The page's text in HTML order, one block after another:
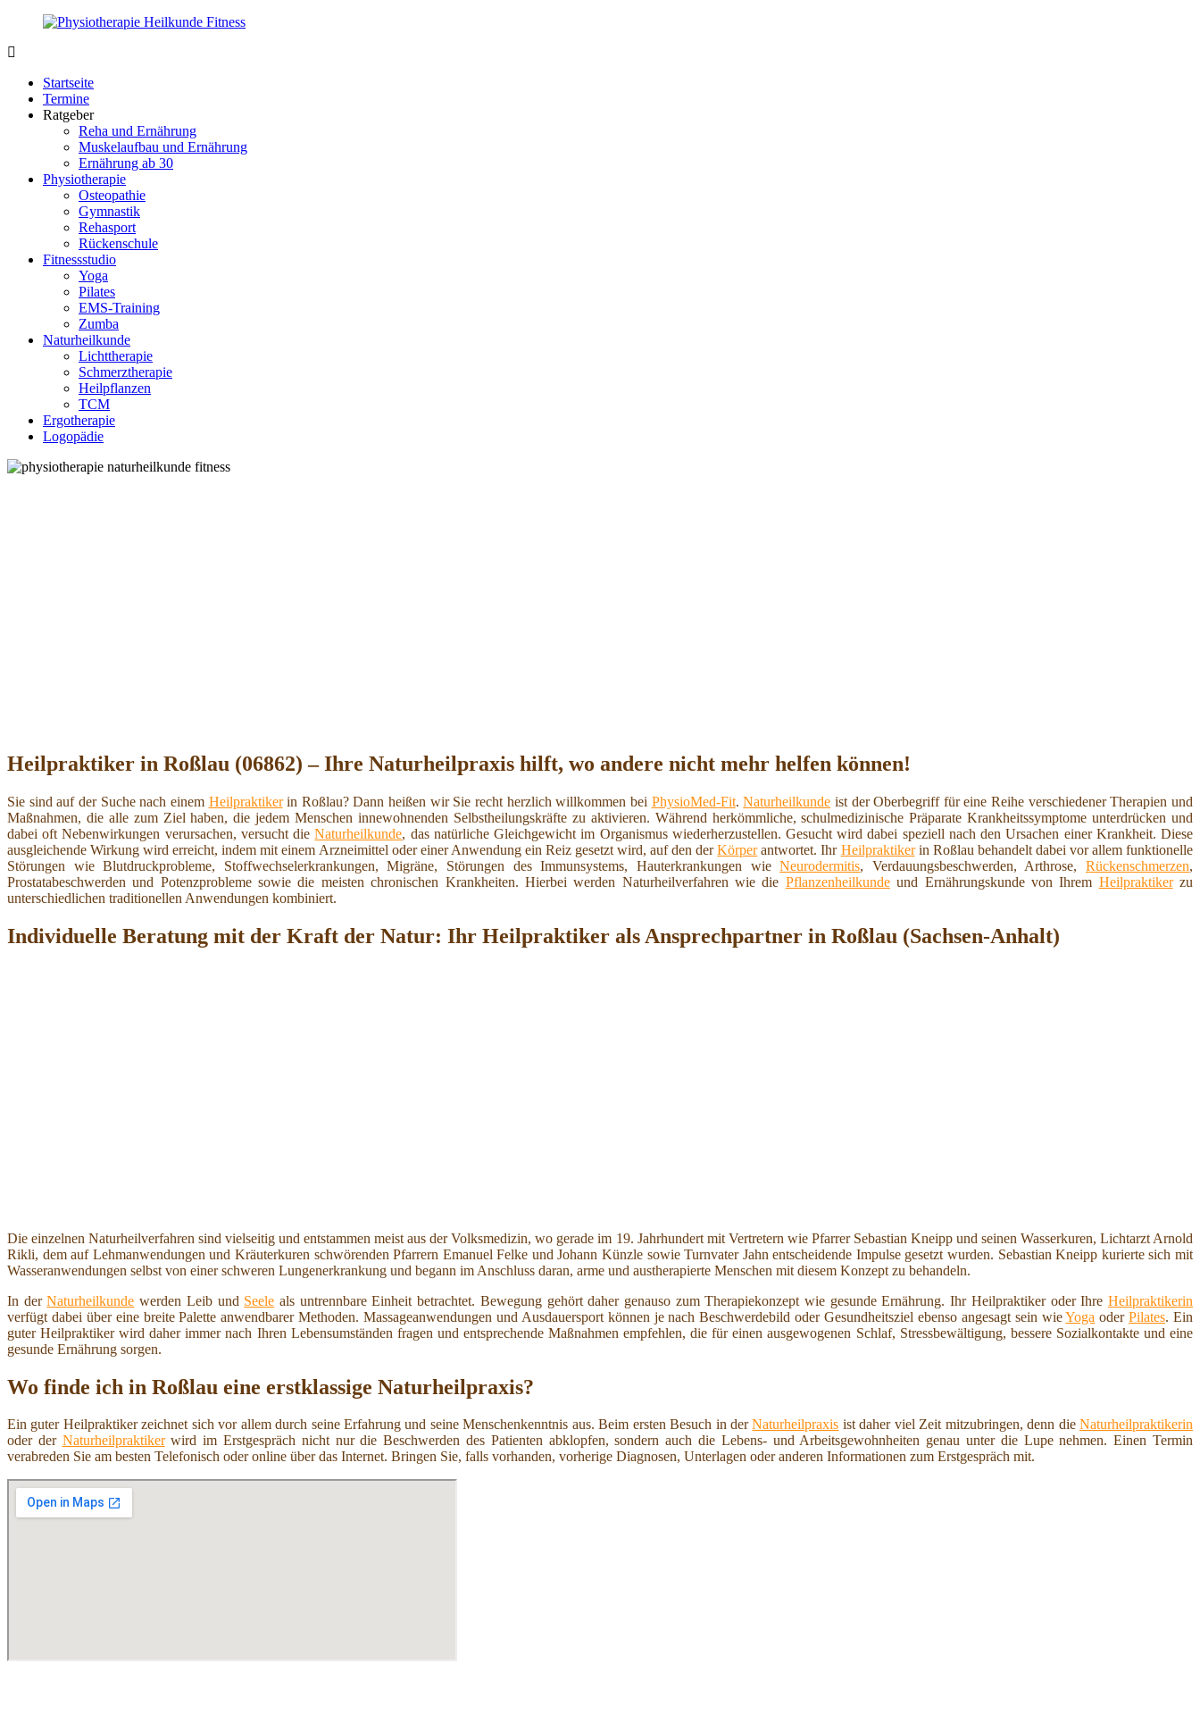
Zurück
Inhalt
Fit.de
Körper
Startseite
Termine
Ratgeber
Reha und Ernährung
Muskelaufbau und Ernährung
Ernährung ab 30
Physiotherapie
Osteopathie
Gymnastik
Rehasport
Rückenschule
Fitnessstudio
Yoga
Pilates
EMS-Training
Zumba
Naturheilkunde
Lichttherapie
Schmerztherapie
Heilpflanzen
TCM
Ergotherapie
Logopädie
Heilpraktiker in Roßlau (06862) – Ihre Naturheilpraxis hilft, wo andere nicht mehr helfen können!
Sie sind auf der Suche nach einem Heilpraktikerin Roßlau? Dann heißen wir Sie recht herzlich willkommen bei PhysioMed-Fit.Naturheilkunde ist der Oberbegriff für eine Reihe verschiedener Therapien und
Maßnahmen, die alle zum Ziel haben, die jedem Menschen innewohnenden Selbstheilungskräfte zu aktivieren. Während herkömmliche, schulmedizinische Präparate Krankheitssymptome unterdrücken und
dabei oft Nebenwirkungen verursachen, versucht dieNaturheilkunde, das natürliche Gleichgewicht im Organismus wiederherzustellen. Gesucht wird dabei speziell nach den Ursachen einer Krankheit. Diese
ausgleichende Wirkung wird erreicht, indem mit einem Arzneimittel oder einer Anwendung ein Reiz gesetzt wird, auf den derKörperantwortet. Ihr Heilpraktikerin Roßlau behandelt dabei vor allem funktionelle
Störungen wie Blutdruckprobleme, Stoffwechselerkrankungen, Migräne, Störungen des Immunsystems, Hauterkrankungen wieNeurodermitis, Verdauungsbeschwerden, Arthrose,Rückenschmerzen,
Prostatabeschwerden und Potenzprobleme sowie die meisten chronischen Krankheiten. Hierbei werden Naturheilverfahren wie die Pflanzenheilkundeund Ernährungskunde von Ihrem Heilpraktikerzu
unterschiedlichen traditionellen Anwendungen kombiniert.
Individuelle Beratung mit der Kraft der Natur: Ihr Heilpraktiker als Ansprechpartner in Roßlau (Sachsen-Anhalt)
Die einzelnen Naturheilverfahren sind vielseitig und entstammen meist aus der Volksmedizin, wo gerade im 19. Jahrhundert mit Vertretern wie Pfarrer Sebastian Kneipp und seinen Wasserkuren, Lichtarzt Arnold
Rikli, dem auf Lehmanwendungen und Kräuterkuren schwörenden Pfarrern Emanuel Felke und Johann Künzle sowie Turnvater Jahn entscheidende Impulse gesetzt wurden. Sebastian Kneipp kurierte sich mit
Wasseranwendungen selbst von einer schweren Lungenerkrankung und begann im Anschluss daran, arme und austherapierte Menschen mit diesem Konzept zu behandeln.
In derNaturheilkunde werden Leib und Seele als untrennbare Einheit betrachtet. Bewegung gehört daher genauso zum Therapiekonzept wie gesunde Ernährung. Ihr Heilpraktiker oder IhreHeilpraktikerin
verfügt dabei über eine breite Palette anwendbarer Methoden. Massageanwendungen und Ausdauersport können je nach Beschwerdebild oder Gesundheitsziel ebenso angesagt sein wieYoga oderPilates. Ein
guter Heilpraktiker wird daher immer nach Ihren Lebensumständen fragen und entsprechende Maßnahmen empfehlen, die für einen ausgewogenen Schlaf, Stressbewältigung, bessere Sozialkontakte und eine
gesunde Ernährung sorgen.
Wo finde ich in Roßlau eine erstklassige Naturheilpraxis?
Ein guter Heilpraktiker zeichnet sich vor allem durch seine Erfahrung und seine Menschenkenntnis aus. Beim ersten Besuch in derNaturheilpraxis ist daher viel Zeit mitzubringen, denn dieNaturheilpraktikerin
oder der Naturheilpraktikerwird im Erstgespräch nicht nur die Beschwerden des Patienten abklopfen, sondern auch die Lebens- und Arbeitsgewohnheiten genau unter die Lupe nehmen. Einen Termin
verabreden Sie am besten Telefonisch oder online über das Internet. Bringen Sie, falls vorhanden, vorherige Diagnosen, Unterlagen oder anderen Informationen zum Erstgespräch mit.